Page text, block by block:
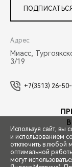
Адрес:
Миасс,
3/19
+7(3513) 26-
Используя сайт, вы
и использованием
отключить в любой
оптимальной
могут